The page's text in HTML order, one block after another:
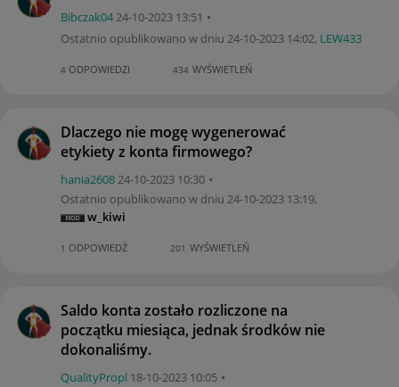
Bibczak04‎24-10-2023 13:51
Ostatnio opublikowano w dniu ‎24-10-2023 14:02, LEW433
4 ODPOWIEDZI 434 WYŚWIETLEŃ
Dlaczego nie mogę wygenerować
etykiety z konta firmowego?
hania2608‎24-10-2023 10:30
Ostatnio opublikowano w dniu ‎24-10-2023 13:19,
w_kiwi
1 ODPOWIEDŹ 201 WYŚWIETLEŃ
Saldo konta zostało rozliczone na
początku miesiąca, jednak środków nie
dokonaliśmy.
QualityPropl ‎18-10-2023 10:05